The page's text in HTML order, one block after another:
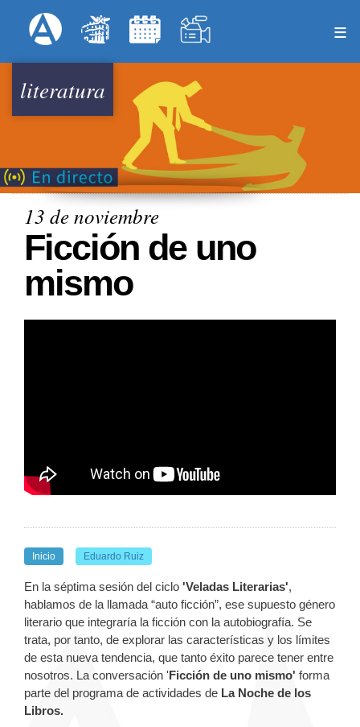
al
Menú Superior
literatura
13 de noviembre
Ficción de uno
mismo
Inicio Eduardo Ruiz
En la séptima sesión del ciclo 'Veladas Literarias',
hablamos de la llamada “auto ficción”, ese supuesto género
literario que integraría la ficción con la autobiografía. Se
trata, por tanto, de explorar las características y los límites
de esta nueva tendencia, que tanto éxito parece tener entre
nosotros. La conversación 'Ficción de uno mismo' forma
parte del programa de actividades de La Noche de los
Libros.